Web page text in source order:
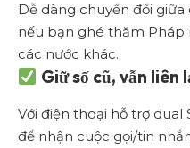
Dễ dàng chuyển đổi giữa
nếu bạn ghé thăm Pháp
các nước khác.
Giữ số cũ, vẫn liên
Với điện thoại hỗ trợ dual
để nhận cuộc gọi/tin